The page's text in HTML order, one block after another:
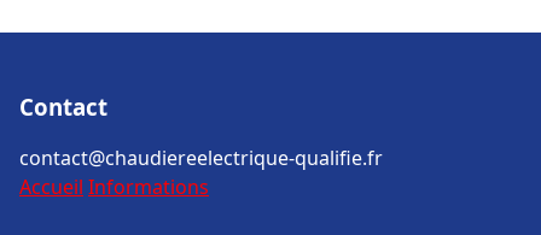
Contact
contact@chaudiereelectrique-qualifie.fr
Accueil Informations